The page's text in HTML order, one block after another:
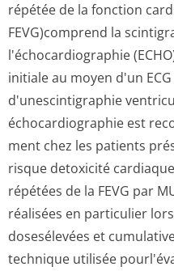
répétée de la fonction
FEVG)comprend la
l'échocardiographie
initiale au moyen d'un
d'unescintigraphie
échocardiographie est
ment chez les patients
risque detoxicité
répétées de la FEVG par
réalisées en particulier
dosesélevées et
technique utilisée